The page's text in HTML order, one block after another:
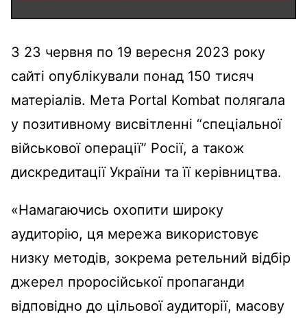
З 23 червня по 19 вересня 2023 року
сайті опублікували понад 150 тисяч
матеріалів. Мета Portal Kombat полягала
у позитивному висвітленні “спеціальної
військової операції” Росії, а також
дискредитації України та її керівництва.
«Намагаючись охопити широку
аудиторію, ця мережа використовує
низку методів, зокрема ретельний відбір
джерел проросійської пропаганди
відповідно до цільової аудиторії, масову